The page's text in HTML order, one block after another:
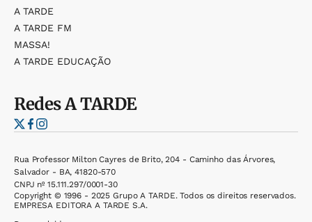
A TARDE
A TARDE FM
MASSA!
A TARDE EDUCAÇÃO
RedesA TARDE
Rua Professor Milton Cayres de Brito, 204 - Caminho das Árvores,
Salvador - BA, 41820-570
CNPJ nº 15.111.297/0001-30
Copyright © 1996 - 2025 Grupo A TARDE. Todos os direitos reservados.
EMPRESA EDITORA A TARDE S.A.